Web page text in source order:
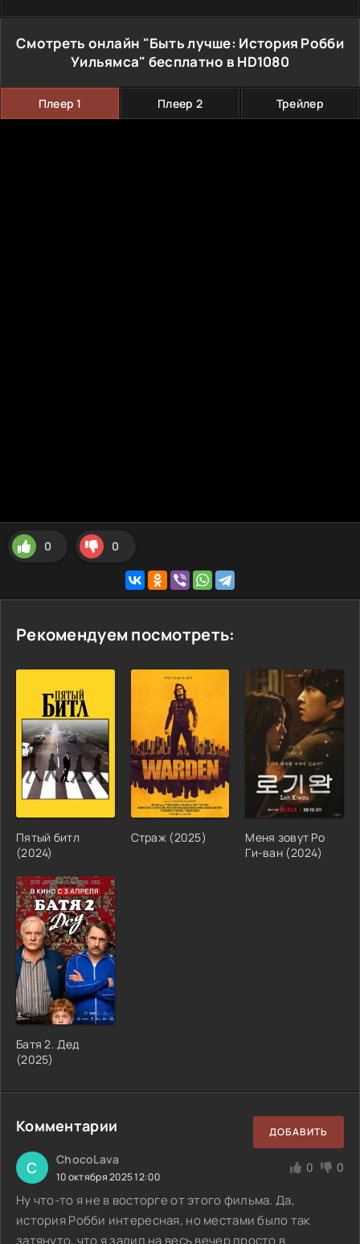
Смотреть онлайн "Быть лучше: История Робби
Уильямса" бесплатно в HD1080
Плеер 1 Плеер 2 Трейлер
0 0
Рекомендуем посмотреть:
Пятый битл
(2024)
Страж (2025)
Меня зовут Ро
Ги-ван (2024)
Батя 2. Дед
(2025)
Комментарии ДОБАВИТЬ
C ChocoLava
10 октября 2025 12:00
0 0
Ну что-то я не в восторге от этого фильма. Да,
история Робби интересная, но местами было так
затянуто, что я залип на весь вечер просто в